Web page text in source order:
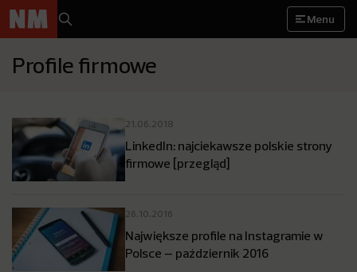
Menu
Profile firmowe
21.06.2018
LinkedIn: najciekawsze polskie strony
firmowe [przegląd]
26.10.2016
Największe profile na Instagramie w
Polsce – październik 2016